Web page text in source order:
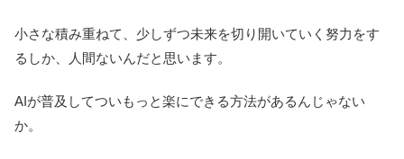
小さな積み重ねて、少しずつ未来を切り開いていく努力をす
るしか、人間ないんだと思います。
AIが普及してついもっと楽にできる方法があるんじゃない
か。